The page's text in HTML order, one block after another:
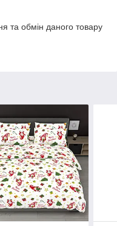
та обмін даного товару